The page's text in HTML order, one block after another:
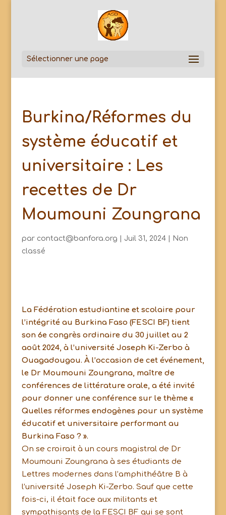
Sélectionner une page
Burkina/Réformes du
système éducatif et
universitaire : Les
recettes de Dr
Moumouni Zoungrana
par contact@banfora.org Juil 31, 2024|
Non
classé
La Fédération estudiantine et scolaire pour
l’intégrité au Burkina Faso (FESCI BF) tient
son 6e congrès ordinaire du 30 juillet au 2
août 2024, à l’université Joseph Ki-Zerbo à
Ouagadougou. À l’occasion de cet événement,
le Dr Moumouni Zoungrana, maître de
conférences de littérature orale, a été invité
pour donner une conférence sur le thème «
Quelles réformes endogènes pour un système
éducatif et universitaire performant au
Burkina Faso ? ».
On se croirait à un cours magistral de Dr
Moumouni Zoungrana à ses étudiants de
Lettres modernes dans l’amphithéâtre B à
l’université Joseph Ki-Zerbo. Sauf que cette
fois-ci, il était face aux militants et
sympathisants de la FESCI BF qui se sont